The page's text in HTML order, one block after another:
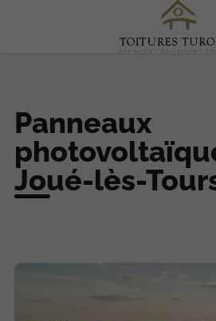
Panneaux
Joué-lès-